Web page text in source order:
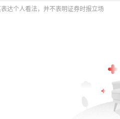
达个人看法，并不表明证券时报立场